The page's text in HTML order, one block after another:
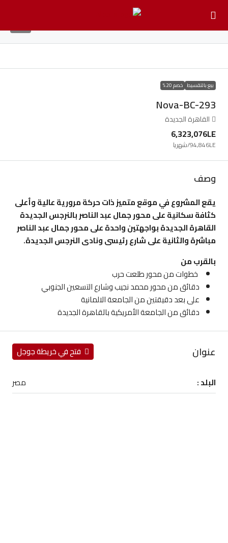
بيع بالتقسيط خصم 20%
Nova-BC-293
القاهرة الجديدة
6,323,076LE
94,846LE/شهريا
وصف
يقع المشروع في موقع متميز ذات حركة مرورية عالية وأعلى
كثافة سكانية على محور جمال عبد الناصر بالنرجس الجديدة
القاهرة الجديدة بواجهتين واحدة على محور جمال عبد الناصر
مباشرة والثانية على شارع رئيسى ونادى النرجس الجديدة.
بالقرب من
خطوات من محور طلعت حرب
دقائق من محور محمد نجيب وشارع التسعين الجنوبي
على بعد دقيقتين من الجامعة الالمانية
دقائق من الجامعة الأمريكية بالقاهرة الجديدة
عنوان فتح في خريطة جوجل
البلد : مصر